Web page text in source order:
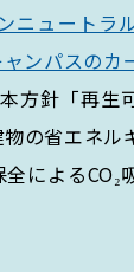
ニュートラ
ャンパスの
方針「再生
の省エネル
によるCO₂